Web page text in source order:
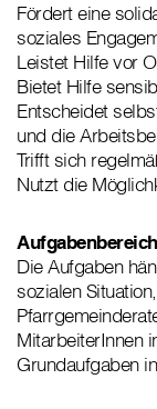
Fördert eine
soziales
Leistet Hilfe vor
Bietet Hilfe
Entscheidet
und die
Trifft sich
Nutzt die
Die Aufgaben
sozialen
MitarbeiterInnen
Grundaufgaben